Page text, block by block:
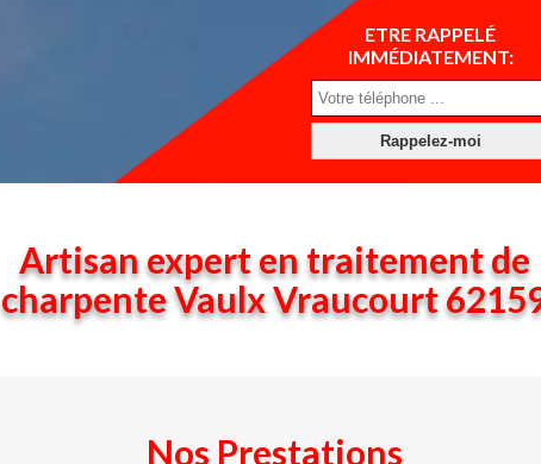
ETRE RAPPELÉ
IMMÉDIATEMENT:
Artisan expert en traitement de
charpente Vaulx Vraucourt
Nos Prestations